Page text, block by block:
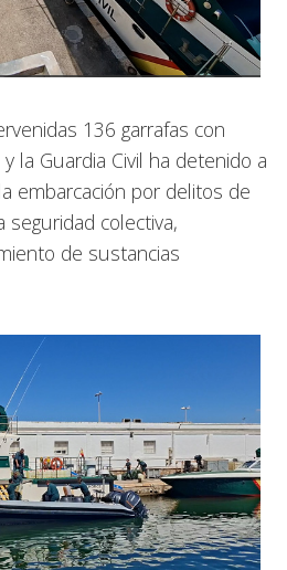
136 garrafas con
la Guardia Civil ha detenido a
embarcación por delitos de
seguridad colectiva,
de sustancias